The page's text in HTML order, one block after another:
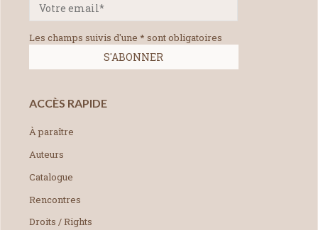
Les champs suivis d'une * sont obligatoires
ACCÈS RAPIDE
À paraître
Auteurs
Catalogue
Rencontres
Droits / Rights